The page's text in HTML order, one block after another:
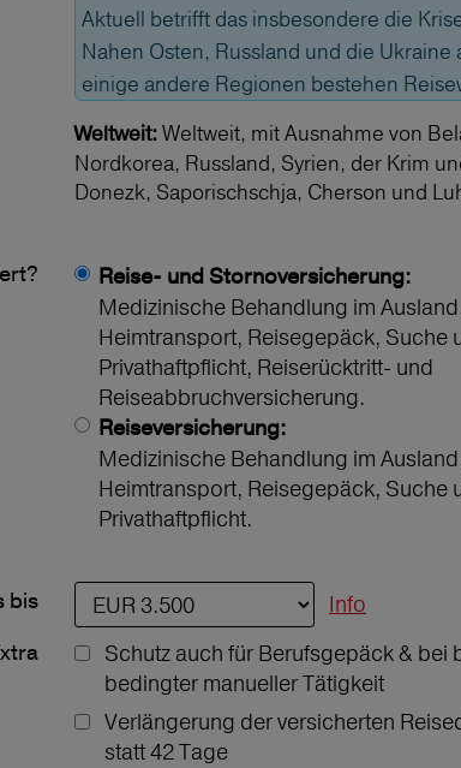
Aktuell betrifft das insbesondere die
Nahen Osten, Russland und die Ukraine
einige andere Regionen bestehen
Weltweit: Weltweit, mit Ausnahme von
Nordkorea, Russland, Syrien, der Krim
Donezk, Saporischschja, Cherson und
Reise- und Stornoversicherung:
Medizinische Behandlung im
Heimtransport, Reisegepäck, Suche
Privathaftpflicht, Reiserücktritt- und
Reiseabbruchversicherung.
Reiseversicherung:
Medizinische Behandlung im
Heimtransport, Reisegepäck, Suche
Privathaftpflicht.
bis
Info
Schutz auch für Berufsgepäck & bei
bedingter manueller Tätigkeit
Verlängerung der versicherten
statt 42 Tage